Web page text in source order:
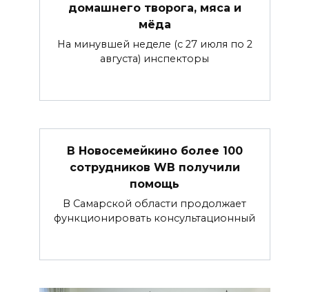
домашнего творога, мяса и
мёда
На минувшей неделе (с 27 июля по 2
августа) инспекторы
В Новосемейкино более 100
сотрудников WB получили
помощь
В Самарской области продолжает
функционировать консультационный